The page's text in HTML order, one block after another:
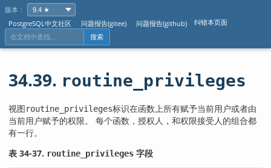
版本：
PostgreSQL中文社区
问题报告(gitee) 问题报告(github) 纠错本页面
搜索
34.39. routine_privileges
视图routine_privileges标识在函数上所有赋予当前用户或者由
当前用户赋予的权限。 每个函数，授权人，和权限接受人的组合都
有一行。
表 34-37. routine_privileges 字段